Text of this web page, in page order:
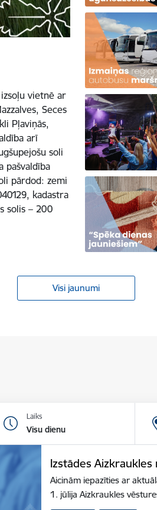
vietnē ar
Seces
Pļaviņās,
arī
soli
pašvaldība
pārdod: zemi
kadastra
solis – 200
Visi jaunumi
Laiks
Visu dienu
Izstādes Aizkraukles
Aicinām iepazīties ar
1. jūlija Aizkraukles